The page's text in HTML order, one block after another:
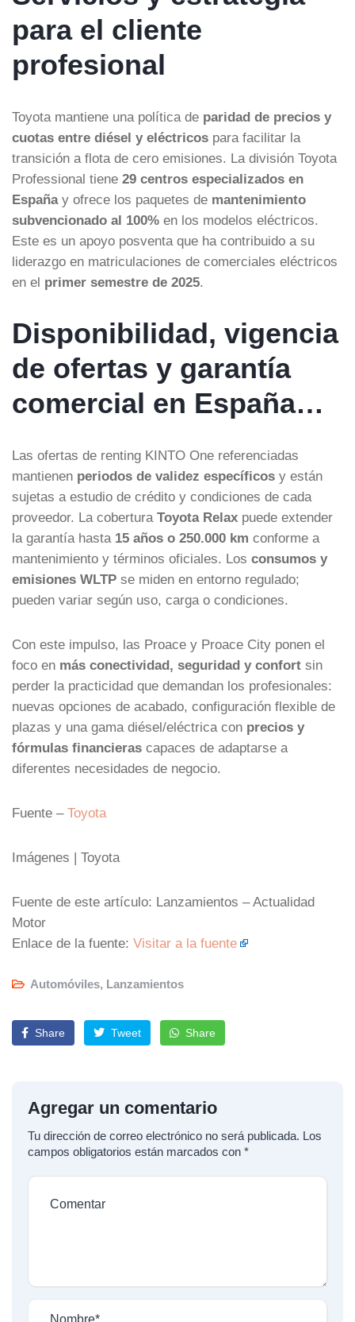
para el cliente
profesional
Toyota mantiene una política de paridad de precios y
cuotas entre diésel y eléctricos para facilitar la
transición a flota de cero emisiones. La división Toyota
Professional tiene 29 centros especializados en
Españay ofrece los paquetes de mantenimiento
subvencionado al 100% en los modelos eléctricos.
Este es un apoyo posventa que ha contribuido a su
liderazgo en matriculaciones de comerciales eléctricos
en el primer semestre de 2025.
Disponibilidad, vigencia
de ofertas y garantía
comercial en España…
Las ofertas de renting KINTO One referenciadas
mantienen periodos de validez específicos y están
sujetas a estudio de crédito y condiciones de cada
proveedor. La cobertura Toyota Relax puede extender
la garantía hasta 15 años o 250.000 km conforme a
mantenimiento y términos oficiales. Los consumos y
emisiones WLTP se miden en entorno regulado;
pueden variar según uso, carga o condiciones.
Con este impulso, las Proace y Proace City ponen el
foco en más conectividad, seguridad y confort sin
perder la practicidad que demandan los profesionales:
nuevas opciones de acabado, configuración flexible de
plazas y una gama diésel/eléctrica con precios y
fórmulas financieras capaces de adaptarse a
diferentes necesidades de negocio.
Fuente – Toyota
Imágenes | Toyota
Fuente de este artículo: Lanzamientos – Actualidad
Motor
Enlace de la fuente: Visitar a la fuente
Automóviles, Lanzamientos
Share Tweet Share
Agregar un comentario
Tu dirección de correo electrónico no será publicada. Los
campos obligatorios están marcados con *